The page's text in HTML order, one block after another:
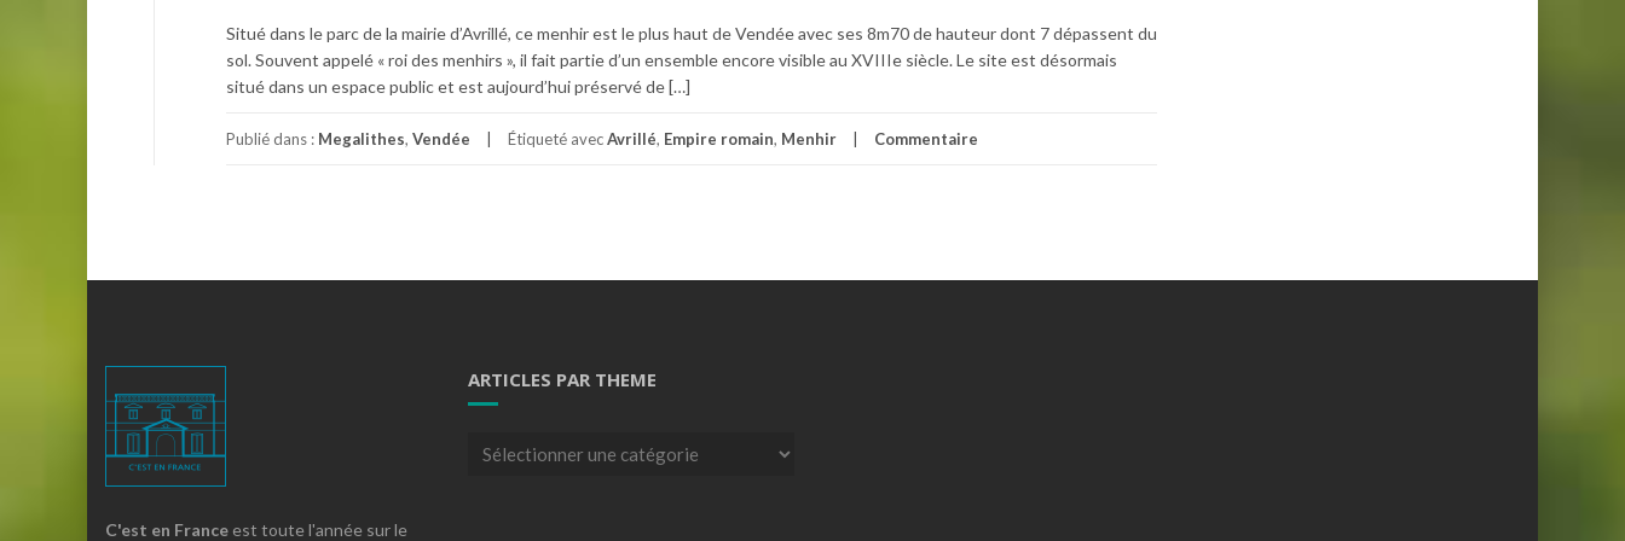
Situé dans le parc de la mairie d’Avrillé, ce menhir est le plus haut de Vendée avec ses 8m70 de hauteur dont 7 dépassent du
sol. Souvent appelé « roi des menhirs », il fait partie d’un ensemble encore visible au XVIIIe siècle. Le site est désormais
situé dans un espace public et est aujourd’hui préservé de […]
Publié dans : Megalithes, Vendée Étiqueté avecAvrillé, Empire romain, Menhir Commentaire
C'est en France est toute l'année sur le
ARTICLES PAR THEME
Articles